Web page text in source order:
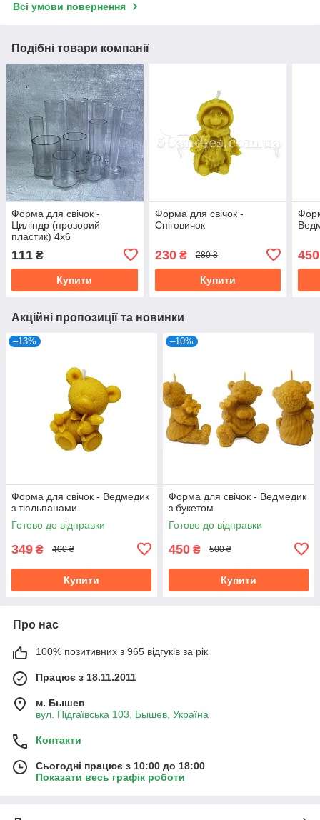
Всі умови повернення
Подібні товари компанії
Форма для свічок -
Циліндр (прозорий
пластик) 4х6
111 ₴
Купити
Форма для свічок -
Сніговичок
230₴ 280 ₴
Купити
450
Акційні пропозиції та новинки
–13%
Форма для свічок - Ведмедик
з тюльпанами
Готово до відправки
349 ₴ 400 ₴
Купити
–10%
Форма для свічок - Ведмедик
з букетом
Готово до відправки
450 ₴ 500 ₴
Купити
Про нас
100% позитивних з 965 відгуків за рік
Працює з 18.11.2011
м. Бышев
вул. Підгаївська 103, Бышев, Україна
Контакти
Сьогодні працює з 10:00 до 18:00
Показати весь графік роботи